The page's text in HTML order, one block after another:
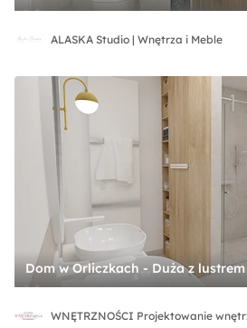
ALASKA Studio | Wnętrza i Meble
WNĘTRZNOŚCI Projektowanie